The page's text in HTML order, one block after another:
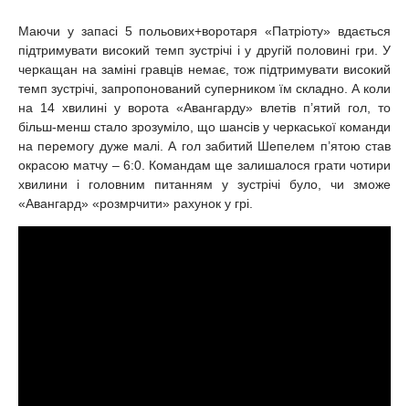
Маючи у запасі 5 польових+воротаря «Патріоту» вдається
підтримувати високий темп зустрічі і у другій половині гри. У
черкащан на заміні гравців немає, тож підтримувати високий
темп зустрічі, запропонований суперником їм складно. А коли
на 14 хвилині у ворота «Авангарду» влетів п’ятий гол, то
більш-менш стало зрозуміло, що шансів у черкаської команди
на перемогу дуже малі. А гол забитий Шепелем п’ятою став
окрасою матчу – 6:0. Командам ще залишалося грати чотири
хвилини і головним питанням у зустрічі було, чи зможе
«Авангард» «розмрчити» рахунок у грі.